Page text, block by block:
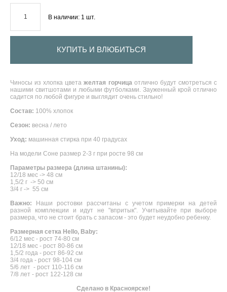
В наличии: 1 шт.
КУПИТЬ И ВЛЮБИТЬСЯ
Чиносы из хлопка цветажелтая горчица отлично будут смотреться с
нашими свитшотами и любыми футболками. Зауженный крой отлично
садится по любой фигуре и выглядит очень стильно!
Состав: 100% хлопок
Сезон: весна / лето
Уход: машинная стирка при 40 градусах
На модели Соне размер 2-3 г при росте 98 см
Параметры размера (длина штанины):
12/18 мес -> 48 см
1,5/2 г -> 50 см
3/4 г -> 55 см
Важно: Наши ростовки рассчитаны с учетом примерки на детей
разной комплекции и идут не "впритык". Учитывайте при выборе
размера, что не стоит брать с запасом - это будет неудобно ребенку.
Размерная сетка Hello, Baby:
6/12 мес - рост 74-80 см
12/18 мес - рост 80-86 см
1,5/2 года - рост 86-92 см
3/4 года - рост 98-104 см
5/6 лет - рост 110-116 см
7/8 лет - рост 122-128 см
Сделано в Красноярске!